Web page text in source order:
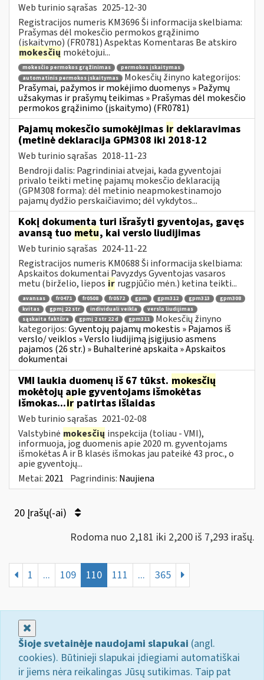
Web turinio sąrašas 2025-12-30
Registracijos numeris KM3696 Ši informacija skelbiama:
Prašymas dėl mokesčio permokos grąžinimo
(įskaitymo) (FR0781) Aspektas Komentaras Be atskiro
mokesčių mokėtojui...
mokesčio permokos grąžinimas
permokos įskaitymas
automatinis permokos įskaitymas
Mokesčių žinyno kategorijos:
Prašymai, pažymos ir mokėjimo duomenys » Pažymų
užsakymas ir prašymų teikimas » Prašymas dėl mokesčio
permokos grąžinimo (įskaitymo) (FR0781)
Pajamų mokesčio sumokėjimas ir deklaravimas
(metinė deklaracija GPM308 iki 2018-12
Web turinio sąrašas 2018-11-23
Bendroji dalis: Pagrindiniai atvejai, kada gyventojai
privalo teikti metinę pajamų mokesčio deklaraciją
(GPM308 forma): dėl metinio neapmokestinamojo
pajamų dydžio perskaičiavimo; dėl vykdytos...
Kokį dokumentą turi išrašyti gyventojas, gavęs
avansą tuo metu, kai verslo liudijimas
Web turinio sąrašas 2024-11-22
Registracijos numeris KM0688 Ši informacija skelbiama:
Apskaitos dokumentai Pavyzdys Gyventojas vasaros
metu (birželio, liepos ir rugpjūčio mėn.) ketina teikti...
avansas fr0471 fr0508 fr0572 gpm gpm312 gpm313
gpm308
kvitas
gpmį 22 str individuali veikla
verslo liudijimas
sąskaita faktūra
gpmį 2 str 22 d gpm311
Mokesčių žinyno
kategorijos:Gyventojų pajamų mokestis » Pajamos iš
verslo/ veiklos » Verslo liudijimą įsigijusio asmens
pajamos (26 str.) » Buhalterinė apskaita » Apskaitos
dokumentai
VMI laukia duomenų iš 67 tūkst. mokesčių
mokėtojų apie gyventojams išmokėtas
išmokas...ir patirtas išlaidas
Web turinio sąrašas 2021-02-08
Valstybinė mokesčių inspekcija (toliau - VMI),
informuoja, jog duomenis apie 2020 m. gyventojams
išmokėtas A ir B klasės išmokas jau pateikė 43 proc., o
apie gyventojų...
Metai: 2021 Pagrindinis: Naujiena
20 Įrašų(-ai)
Rodoma nuo 2,181 iki 2,200 iš 7,293 irašų.
1 ... 109 110 111 ... 365
Šioje svetainėje naudojami slapukai (angl.
cookies). Būtinieji slapukai įdiegiami automatiškai
ir jiems nėra reikalingas Jūsų sutikimas. Taip pat